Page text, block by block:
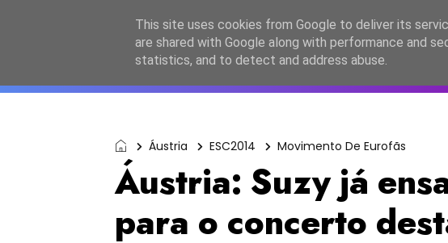
ESC2027 JESC2026 FC2026
Áustria ESC2014 Movimento De Eurofãs
Áustria: Suzy já
para o concerto
This site uses cookies from Google to deliver its
are shared with Google along with performance and
statistics, and to detect and address abuse.